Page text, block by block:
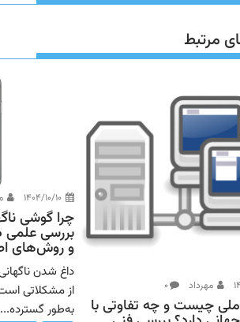
مرتبط
مهرداد ۰
ملی چیست و چه تفاوتی با
چرا گوشی
بررسی
و روش‌های
داغ شدن
به‌طور گسترده...